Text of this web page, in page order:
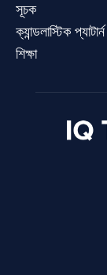
সূচক
ক্যান্ডলাস্টিক প্যাটার্ন
শিক্ষা